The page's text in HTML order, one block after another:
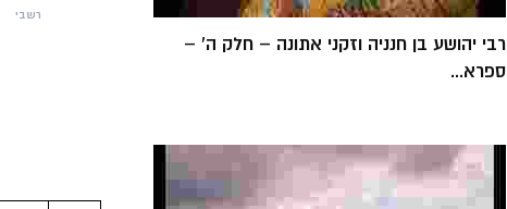
רבי יהושע בן חנניה וזקני אתונה – חלק ה' –
ספרא...
רשבי